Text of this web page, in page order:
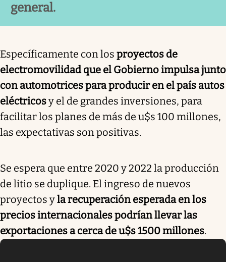
general.
Específicamente con los proyectos de
electromovilidad que el Gobierno impulsa junto
con automotrices para producir en el país autos
eléctricosy el de grandes inversiones, para
facilitar los planes de más de u$s 100 millones,
las expectativas son positivas.
Se espera que entre 2020 y 2022 la producción
de litio se duplique. El ingreso de nuevos
proyectos yla recuperación esperada en los
precios internacionales podrían llevar las
exportaciones a cerca de u$s 1500 millones.